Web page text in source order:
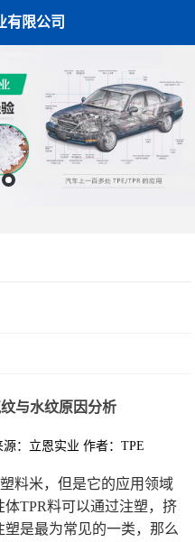
有限公司
与水纹原因分析
源：立恩实业 作者：TPE
料米，但是它的应用领域
TPR料可以通过注塑，挤
是最为常见的一类，那么